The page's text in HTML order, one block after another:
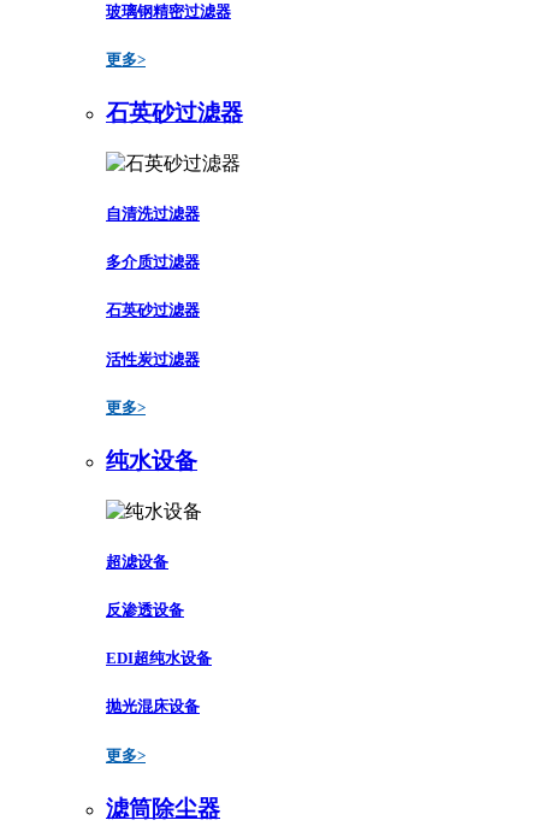
玻璃钢精密过滤器
更多>
石英砂过滤器
自清洗过滤器
多介质过滤器
石英砂过滤器
活性炭过滤器
更多>
纯水设备
超滤设备
反渗透设备
EDI超纯水设备
抛光混床设备
更多>
滤筒除尘器